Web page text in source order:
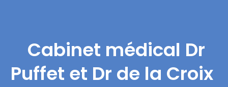
Cabinet médical Dr
Puffet et Dr de la Croix